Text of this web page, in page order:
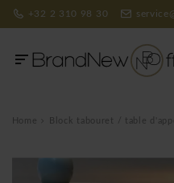
+32 2 310 98 30
Home Block tabouret / table